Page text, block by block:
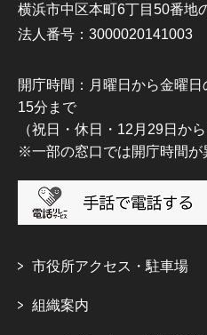
横浜市中区本町6丁目50番地
法人番号：3000020141003
開庁時間：月曜日から金曜
15分まで
（祝日・休日・12月29日か
※一部の窓口では開庁時間が
市役所アクセス・駐車場
組織案内